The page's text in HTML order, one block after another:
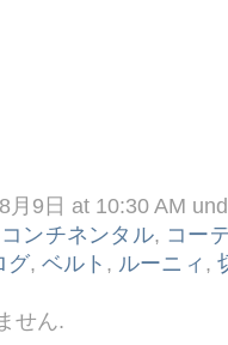
月9日 at 10:30 AM
ンチネンタル, コー
グ,ベルト , ルーニィ ,
せん.